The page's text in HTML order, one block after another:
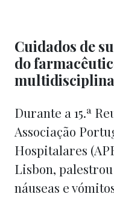
Cuidados de
do
Durante a 15.ª
Associação
Hospitalares
Lisbon,
náuseas e